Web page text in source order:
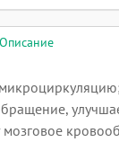
Описание